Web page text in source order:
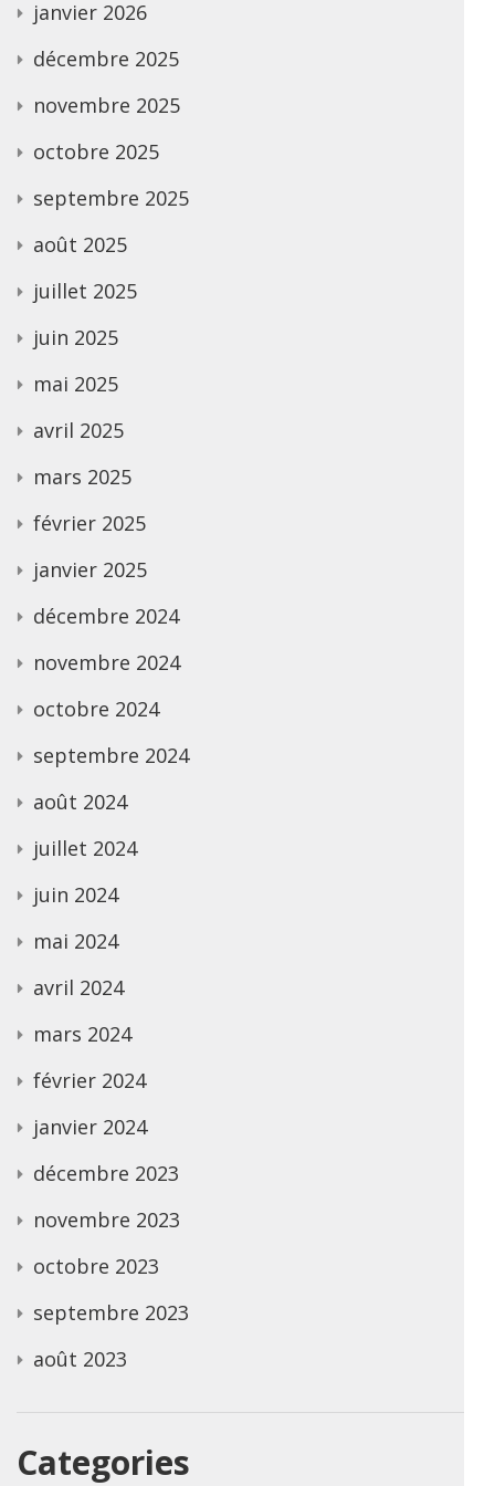
janvier 2026
décembre 2025
novembre 2025
octobre 2025
septembre 2025
août 2025
juillet 2025
juin 2025
mai 2025
avril 2025
mars 2025
février 2025
janvier 2025
décembre 2024
novembre 2024
octobre 2024
septembre 2024
août 2024
juillet 2024
juin 2024
mai 2024
avril 2024
mars 2024
février 2024
janvier 2024
décembre 2023
novembre 2023
octobre 2023
septembre 2023
août 2023
Categories